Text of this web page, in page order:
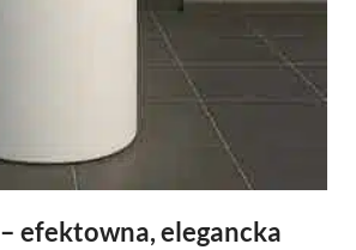
– efektowna, elegancka